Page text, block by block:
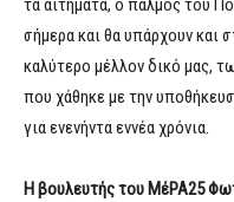
τα αιτήματα, ο παλμός του
σήμερα και θα υπάρχουν και
καλύτερο μέλλον δικό μας,
που χάθηκε με την
για ενενήντα εννέα χρόνια.
Η βουλευτής του ΜέΡΑ25